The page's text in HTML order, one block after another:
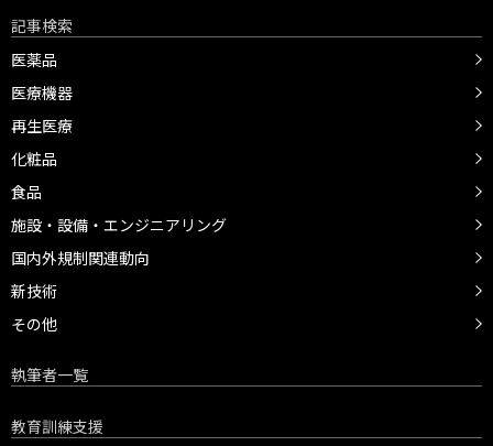
記事検索
医薬品
医療機器
再生医療
化粧品
食品
施設・設備・エンジニアリング
国内外規制関連動向
新技術
その他
執筆者一覧
教育訓練支援